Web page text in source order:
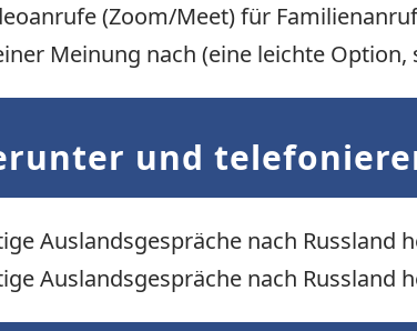
(Zoom/Meet) für
Meinung nach (eine leichte
und
Auslandsgespräche nach Russland
Auslandsgespräche nach Russland